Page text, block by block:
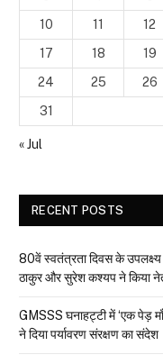
10
11 12
17
18 19
24
25 26
31
« Jul
RECENT POSTS
80वें स्वतंत्रता दिवस के उपलक्ष्य
ठाकुर और सुरेश कश्यप ने किया
GMSSS घनाहट्टी में ‘एक पेड़ माँ
ने दिया पर्यावरण संरक्षण का संदेश